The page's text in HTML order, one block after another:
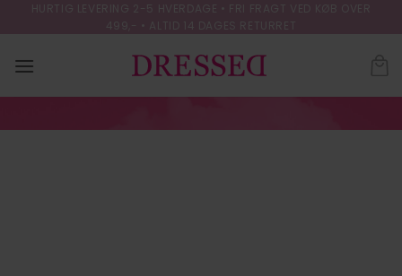
to
content
HURTIG LEVERING 2-5 HVERDAGE • FRI FRAGT VED KØB OVER
499,- • ALTID 14 DAGES RETURRET